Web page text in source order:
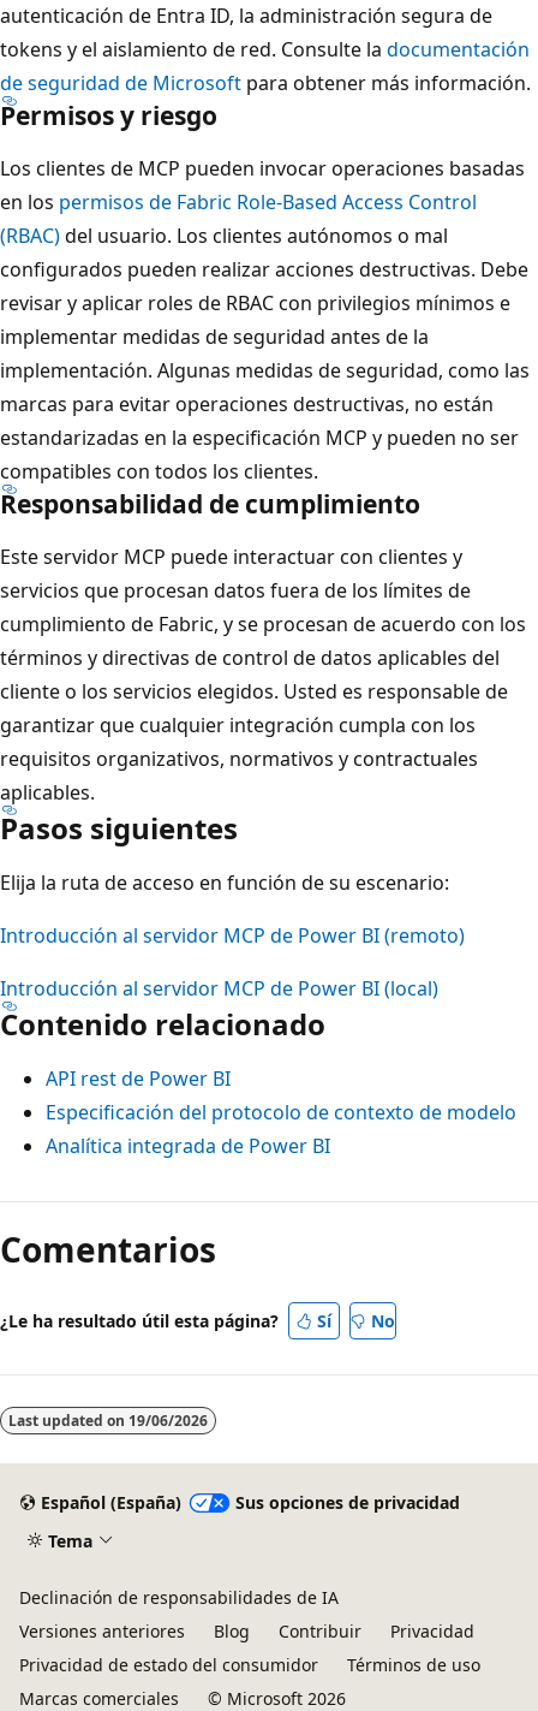
autenticación de Entra ID, la administración segura de
tokens y el aislamiento de red. Consulte la documentación
de seguridad de Microsoft para obtener más información.
Permisos y riesgo
Los clientes de MCP pueden invocar operaciones basadas
en los permisos de Fabric Role-Based Access Control
(RBAC)del usuario. Los clientes autónomos o mal
configurados pueden realizar acciones destructivas. Debe
revisar y aplicar roles de RBAC con privilegios mínimos e
implementar medidas de seguridad antes de la
implementación. Algunas medidas de seguridad, como las
marcas para evitar operaciones destructivas, no están
estandarizadas en la especificación MCP y pueden no ser
compatibles con todos los clientes.
Responsabilidad de cumplimiento
Este servidor MCP puede interactuar con clientes y
servicios que procesan datos fuera de los límites de
cumplimiento de Fabric, y se procesan de acuerdo con los
términos y directivas de control de datos aplicables del
cliente o los servicios elegidos. Usted es responsable de
garantizar que cualquier integración cumpla con los
requisitos organizativos, normativos y contractuales
aplicables.
Pasos siguientes
Elija la ruta de acceso en función de su escenario:
Introducción al servidor MCP de Power BI (remoto)
Introducción al servidor MCP de Power BI (local)
Contenido relacionado
API rest de Power BI
Especificación del protocolo de contexto de modelo
Analítica integrada de Power BI
Comentarios
¿Le ha resultado útil esta página? Sí No
Last updated on 19/06/2026
Español (España)
Sus opciones de privacidad
Tema
Declinación de responsabilidades de IA
Versiones anteriores
Blog Contribuir
Privacidad
Privacidad de estado del consumidor
Términos de uso
Marcas comerciales
© Microsoft 2026